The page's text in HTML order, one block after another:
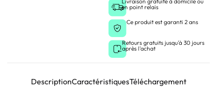
en point relais
Ce produit est garanti 2 ans
Retours gratuits jusqu'à 30 jours
après l'achat
DescriptionCaractéristiquesTéléchargement